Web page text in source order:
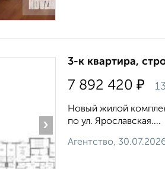
›
3-к квартира,
7 892 420 ₽
Новый жилой
по ул. Ярославская....
Агентство,